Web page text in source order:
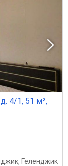
4/1, 51 м²,
, Геленджик